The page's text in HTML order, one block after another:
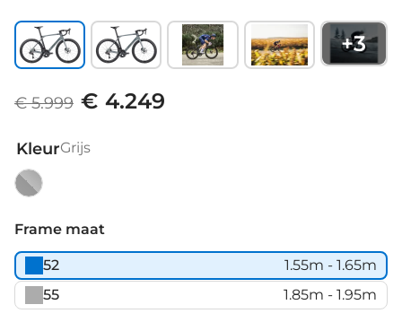
+3
€ 5.999 € 4.249
KleurGrijs
Frame maat
52
1.55m - 1.65m
55
1.85m - 1.95m